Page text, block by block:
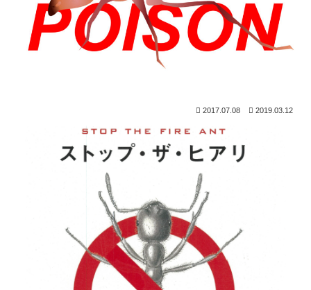
2017.07.08 2019.03.12